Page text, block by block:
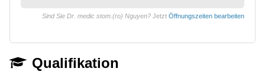
Sind Sie Dr. medic stom.(ro) Nguyen? Jetzt Öffnungszeiten bearbeiten
Qualifikation